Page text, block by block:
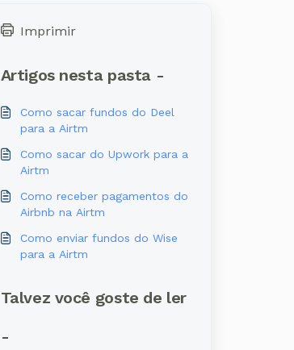
Imprimir
Artigos nesta pasta -
Como sacar fundos do Deel
para a Airtm
Como sacar do Upwork para a
Airtm
Como receber pagamentos do
Airbnb na Airtm
Como enviar fundos do Wise
para a Airtm
Talvez você goste de ler
-